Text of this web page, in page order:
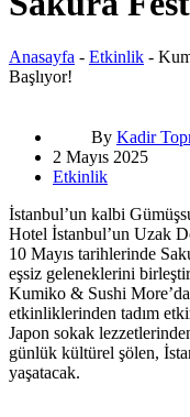
Anasayfa - Etkinlik -
Başlıyor!
By Kadir
2 Mayıs 2025
Etkinlik
İstanbul’un kalbi
Hotel İstanbul’un Uzak
10 Mayıs tarihlerinde
eşsiz geleneklerini
Kumiko & Sushi
etkinliklerinden tadım
Japon sokak
günlük kültürel şölen,
yaşatacak.